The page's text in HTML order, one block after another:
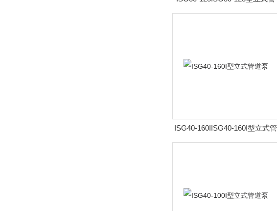
道泵
ISG40-160IISG40-160I型立式管
道泵